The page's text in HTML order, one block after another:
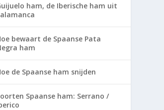
ham, de Iberische ham uit
bewaart de Spaanse Pata
ham
de Spaanse ham snijden
Spaanse ham: Serrano /